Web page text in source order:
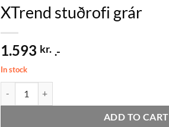
XTrend stuðrofi grár
1.593 kr. .-
In stock
ADD TO CART